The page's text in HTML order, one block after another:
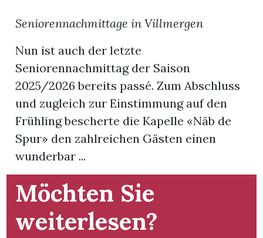
Seniorennachmittage in Villmergen
Nun ist auch der letzte
Seniorennachmittag der Saison
2025/2026 bereits passé. Zum Abschluss
und zugleich zur Einstimmung auf den
Frühling bescherte die Kapelle «Näb de
Spur» den zahlreichen Gästen einen
wunderbar ...
Möchten Sie
weiterlesen?